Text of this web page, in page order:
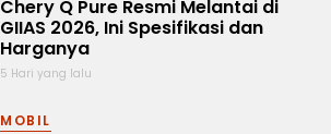
Chery Q Pure Resmi Melantai di
GIIAS 2026, Ini Spesifikasi dan
Harganya
5 Hari yang lalu
MOBIL